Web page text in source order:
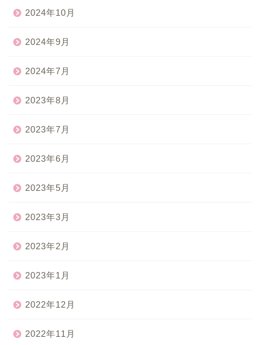
2024年10月
2024年9月
2024年7月
2023年8月
2023年7月
2023年6月
2023年5月
2023年3月
2023年2月
2023年1月
2022年12月
2022年11月